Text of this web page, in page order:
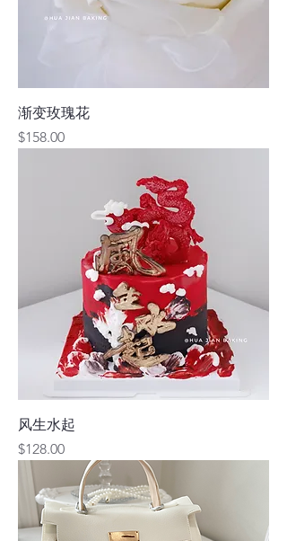
渐变玫瑰花
價格
$158.00
风生水起
價格
$128.00